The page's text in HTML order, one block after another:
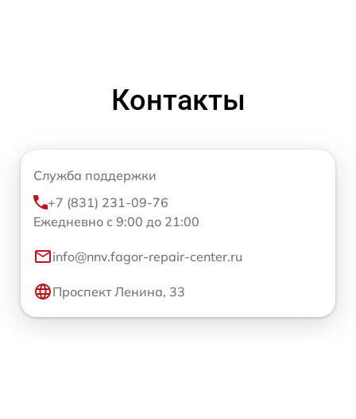
Контакты
Служба поддержки
+7 (831) 231-09-76
Ежедневно с 9:00 до 21:00
info@nnv.fagor-repair-center.ru
Проспект Ленина, 33